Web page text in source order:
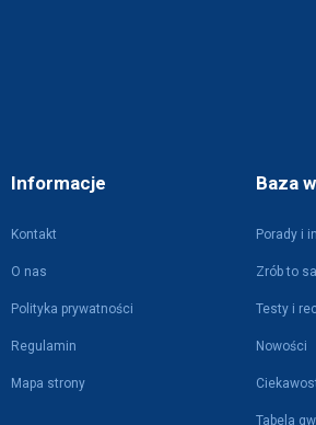
Informacje
Kontakt
O nas
Polityka prywatności
Regulamin
Mapa strony
Baza
Porady i
Zrób to
Testy i
Nowości
Tabela